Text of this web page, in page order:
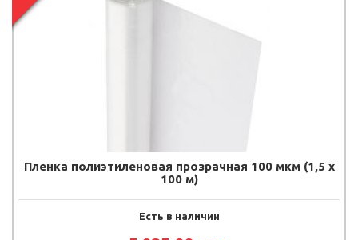
Пленка полиэтиленовая прозрачная 100 мкм (1,5 х
100 м)
Есть в наличии